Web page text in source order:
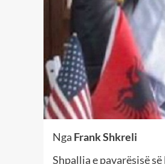
Nga Frank Shkreli
Shpallja e pavarësisë